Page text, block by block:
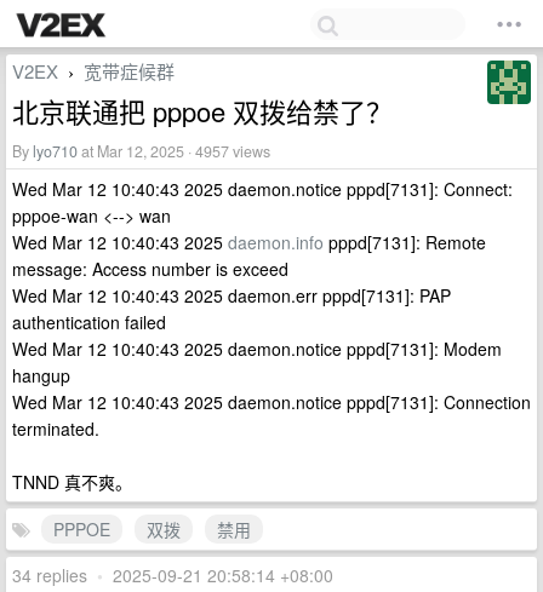
V2EX › 宽带症候群
北京联通把 pppoe 双拨给禁了？
By lyo710at Mar 12, 2025 · 4957 views
Wed Mar 12 10:40:43 2025 daemon.notice pppd[7131]: Connect:
pppoe-wan <--> wan
Wed Mar 12 10:40:43 2025 daemon.info pppd[7131]: Remote
message: Access number is exceed
Wed Mar 12 10:40:43 2025 daemon.err pppd[7131]: PAP
authentication failed
Wed Mar 12 10:40:43 2025 daemon.notice pppd[7131]: Modem
hangup
Wed Mar 12 10:40:43 2025 daemon.notice pppd[7131]: Connection
terminated.
TNND 真不爽。
PPPOE
双拨
禁用
34 replies • 2025-09-21 20:58:14 +08:00